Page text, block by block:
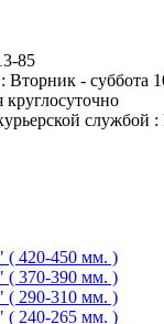
85
- суббота
службой
( 420-450 мм. )
( 370-390 мм. )
( 290-310 мм. )
( 240-265 мм. )